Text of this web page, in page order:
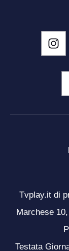
Tvplay.it di
Marchese
Testata